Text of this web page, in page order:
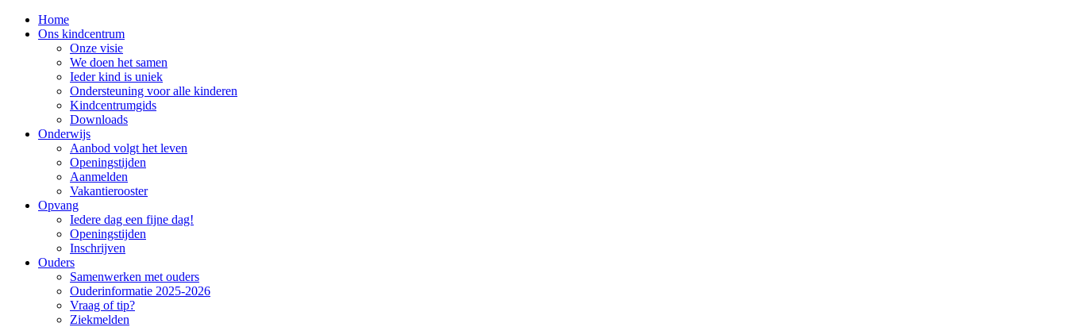
Home
Ons kindcentrum
Onze visie
We doen het samen
Ieder kind is uniek
Ondersteuning voor alle kinderen
Kindcentrumgids
Downloads
Onderwijs
Aanbod volgt het leven
Openingstijden
Aanmelden
Vakantierooster
Opvang
Iedere dag een fijne dag!
Openingstijden
Inschrijven
Ouders
Samenwerken met ouders
Ouderinformatie 2025-2026
Vraag of tip?
Ziekmelden